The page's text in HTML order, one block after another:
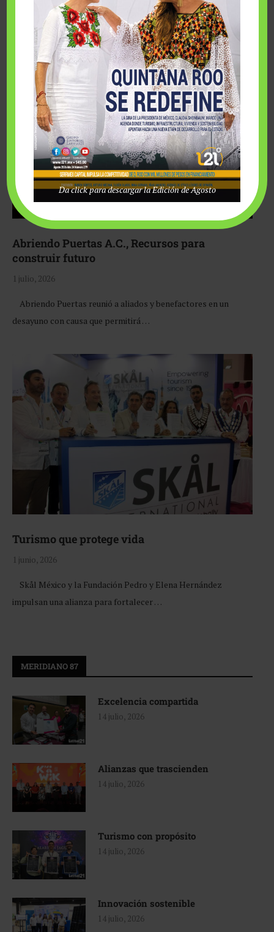
Fairmont Mayakoba y Make-A-Wish México unieron
esfuerzos para hacer realidad el deseo de una …
Abriendo Puertas A.C., Recursos para
construir futuro
1 julio, 2026
Abriendo Puertas reunió a aliados y benefactores en un
desayuno con causa que permitirá …
Turismo que protege vida
1 junio, 2026
Skål México y la Fundación Pedro y Elena Hernández
impulsan una alianza para fortalecer …
MERIDIANO 87
Excelencia compartida
14 julio, 2026
Alianzas que trascienden
14 julio, 2026
Turismo con propósito
14 julio, 2026
Innovación sostenible
14 julio, 2026
Da click para descargar la Edición de Agosto